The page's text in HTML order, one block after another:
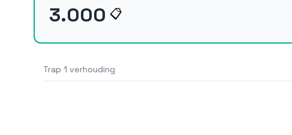
3.000 📋
Trap 1 verhouding